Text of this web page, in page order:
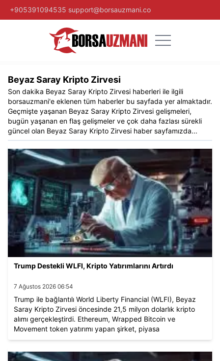
+905391094535 support@borsauzmani.co
Beyaz Saray Kripto Zirvesi
Son dakika Beyaz Saray Kripto Zirvesi haberleri ile ilgili
borsauzmani'e eklenen tüm haberler bu sayfada yer almaktadır.
Geçmişte yaşanan Beyaz Saray Kripto Zirvesi gelişmeleri,
bugün yaşanan en flaş gelişmeler ve çok daha fazlası sürekli
güncel olan Beyaz Saray Kripto Zirvesi haber sayfamızda...
Trump Destekli WLFI, Kripto Yatırımlarını Artırdı
7 Ağustos 2026 06:54
Trump ile bağlantılı World Liberty Financial (WLFI), Beyaz
Saray Kripto Zirvesi öncesinde 21,5 milyon dolarlık kripto
alımı gerçekleştirdi. Ethereum, Wrapped Bitcoin ve
Movement token yatırımı yapan şirket, piyasa
dalgalanmalarına rağmen agresif stratejisini sürdürüyor.